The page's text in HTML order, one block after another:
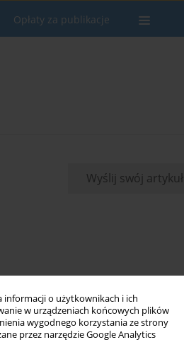
informacji o użytkownikach i ich
w urządzeniach końcowych plików
wygodnego korzystania ze strony
przez narzędzie Google Analytics
Opłaty za publikacje
Wyślij swój artykuł